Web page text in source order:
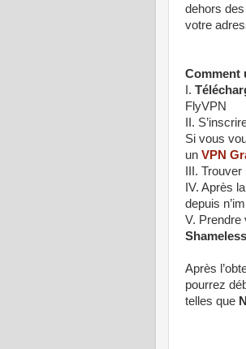
dehors
votre
Comment
I.
FlyVPN
II.
Si vous
un VPN
III.
IV. Après
depuis
V. Prendre
Shameless
Après
pourrez
telles que